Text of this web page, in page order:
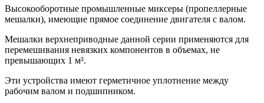
Высокооборотные промышленные миксеры (пропеллерные
мешалки), имеющие прямое соединение двигателя с валом.
Мешалки верхнеприводные данной серии применяются для
перемешивания невязких компонентов в объемах, не
превышающих 1 м³.
Эти устройства имеют герметичное уплотнение между
рабочим валом и подшипником.